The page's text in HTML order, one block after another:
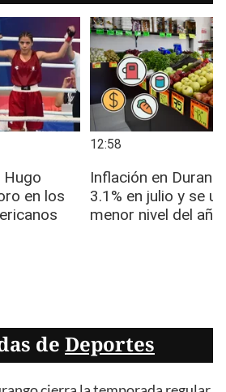
de Deportes